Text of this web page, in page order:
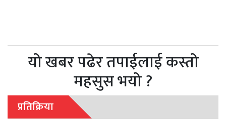
यो खबर पढेर तपाईलाई कस्तो
महसुस भयो ?
प्रतिक्रिया